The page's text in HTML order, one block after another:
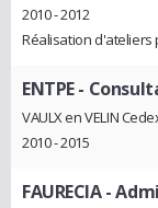
2010 - 2012
Réalisation d'ateliers
ENTPE-
VAULX en VELIN
2010 - 2015
FAURECIA-